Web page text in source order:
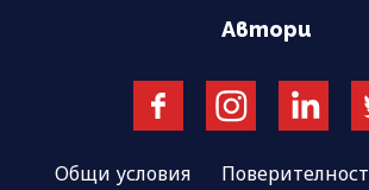
Автори
Общи условия Поверителност